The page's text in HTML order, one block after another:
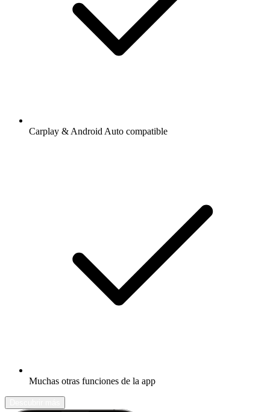
Carplay & Android Auto compatible
Muchas otras funciones de la app